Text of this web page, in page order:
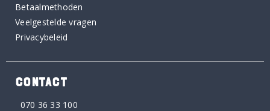
Betaalmethoden
Veelgestelde vragen
Privacybeleid
CONTACT
070 36 33 100